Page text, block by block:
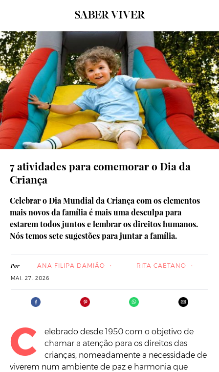
©Freepik
7 atividades para comemorar o Dia da
Criança
Celebrar o Dia Mundial da Criança com os elementos
mais novos da família é mais uma desculpa para
estarem todos juntos e lembrar os direitos humanos.
Nós temos sete sugestões para juntar a família.
Por ANA FILIPA DAMIÃO RITA CAETANO
MAI. 27. 2026
C
elebrado desde 1950 com o objetivo de
chamar a atenção para os direitos das
crianças, nomeadamente a necessidade de
viverem num ambiente de paz e harmonia que